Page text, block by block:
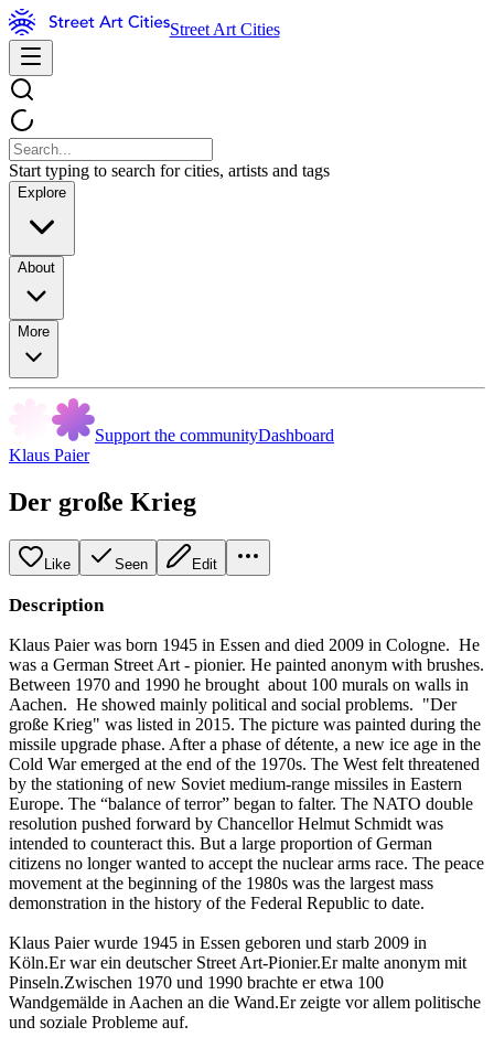
Street Art Cities
Start typing to search for cities, artists and tags
Explore
About
More
Support the communityDashboard
Klaus Paier
Der große Krieg
Like Seen Edit
Description
Klaus Paier was born 1945 in Essen and died 2009 in Cologne. He
was a German Street Art - pionier. He painted anonym with brushes.
Between 1970 and 1990 he brought about 100 murals on walls in
Aachen. He showed mainly political and social problems. "Der
große Krieg" was listed in 2015. The picture was painted during the
missile upgrade phase. After a phase of détente, a new ice age in the
Cold War emerged at the end of the 1970s. The West felt threatened
by the stationing of new Soviet medium-range missiles in Eastern
Europe. The “balance of terror” began to falter. The NATO double
resolution pushed forward by Chancellor Helmut Schmidt was
intended to counteract this. But a large proportion of German
citizens no longer wanted to accept the nuclear arms race. The peace
movement at the beginning of the 1980s was the largest mass
demonstration in the history of the Federal Republic to date.
Klaus Paier wurde 1945 in Essen geboren und starb 2009 in
Köln.Er war ein deutscher Street Art-Pionier.Er malte anonym mit
Pinseln.Zwischen 1970 und 1990 brachte er etwa 100
Wandgemälde in Aachen an die Wand.Er zeigte vor allem politische
und soziale Probleme auf.